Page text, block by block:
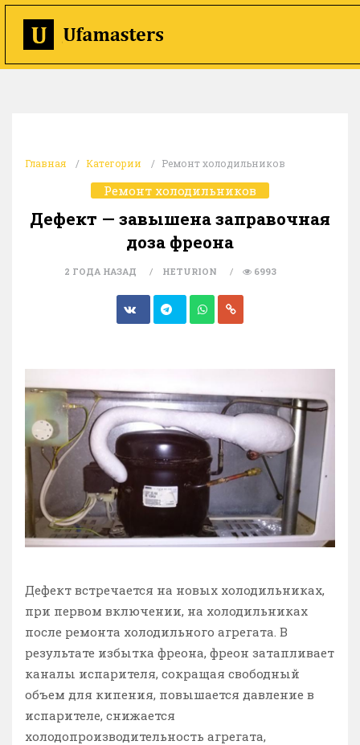
Главная Категории Ремонт холодильников
Ремонт холодильников
Дефект — завышена заправочная
доза фреона
2 ГОДА НАЗАД HETURION 6993
Дефект встречается на новых холодильниках,
при первом включении, на холодильниках
после ремонта холодильного агрегата. В
результате избытка фреона, фреон затапливает
каналы испарителя, сокращая свободный
объем для кипения, повышается давление в
испарителе, снижается
холодопроизводительность агрегата,